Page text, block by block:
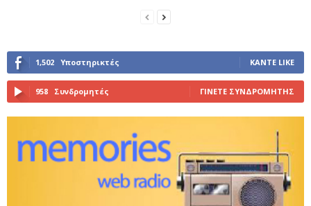
1,502 Υποστηρικτές ΚΆΝΤΕ LIKE
958 Συνδρομητές ΓΊΝΕΤΕ ΣΥΝΔΡΟΜΗΤΉΣ